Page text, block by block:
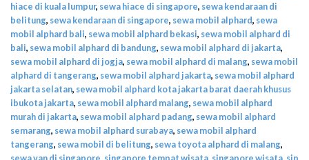
hiace di kuala lumpur, sewa hiace di singapore, sewa kendaraan di
belitung, sewa kendaraan di singapore, sewa mobil alphard, sewa
mobil alphard bali, sewa mobil alphard bekasi, sewa mobil alphard di
bali, sewa mobil alphard di bandung, sewa mobil alphard di jakarta,
sewa mobil alphard di jogja, sewa mobil alphard di malang, sewa mobil
alphard di tangerang, sewa mobil alphard jakarta, sewa mobil alphard
jakarta selatan, sewa mobil alphard kota jakarta barat daerah khusus
ibukota jakarta, sewa mobil alphard malang, sewa mobil alphard
murah di jakarta, sewa mobil alphard padang, sewa mobil alphard
semarang, sewa mobil alphard surabaya, sewa mobil alphard
tangerang, sewa mobil di belitung, sewa toyota alphard di malang,